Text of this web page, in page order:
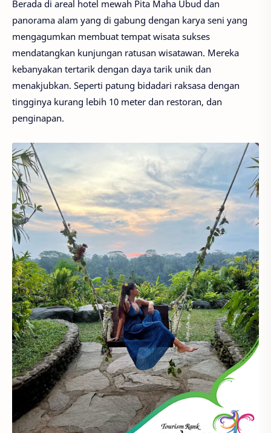
Berada di areal hotel mewah Pita Maha Ubud dan
panorama alam yang di gabung dengan karya seni yang
mengagumkan membuat tempat wisata sukses
mendatangkan kunjungan ratusan wisatawan. Mereka
kebanyakan tertarik dengan daya tarik unik dan
menakjubkan. Seperti patung bidadari raksasa dengan
tingginya kurang lebih 10 meter dan restoran, dan
penginapan.